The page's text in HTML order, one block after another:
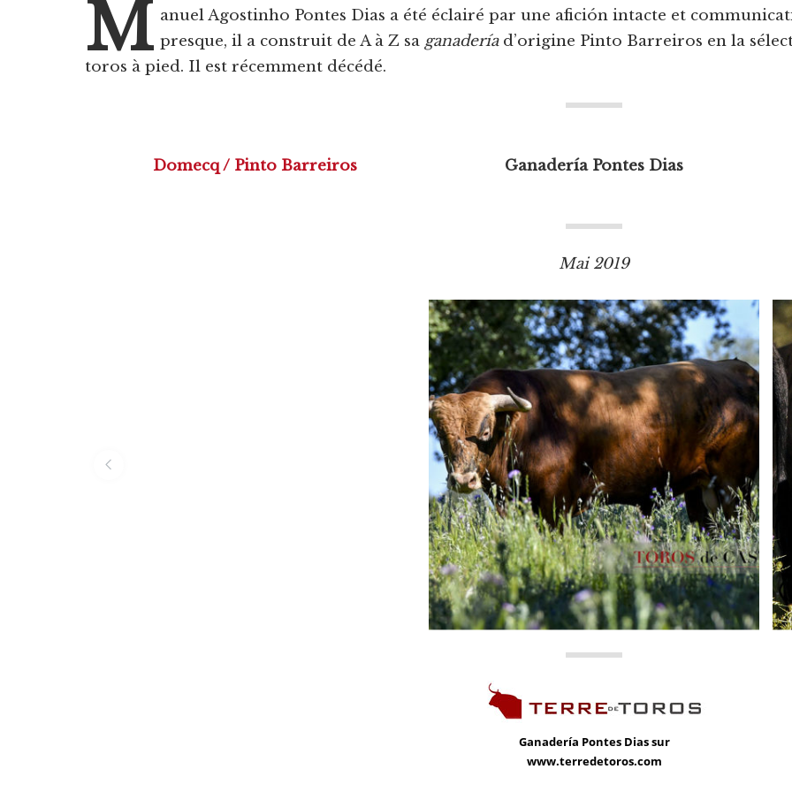
M anuel Agostinho Pontes Dias a été éclairé par une afición intacte et
presque, il a construit de A à Z sa ganaderíad’origine Pinto Barreiros en la
toros à pied. Il est récemment décédé.
Domecq / Pinto Barreiros Ganadería Pontes Dias
Mai 2019
Ganadería Pontes Dias sur
www.terredetoros.com